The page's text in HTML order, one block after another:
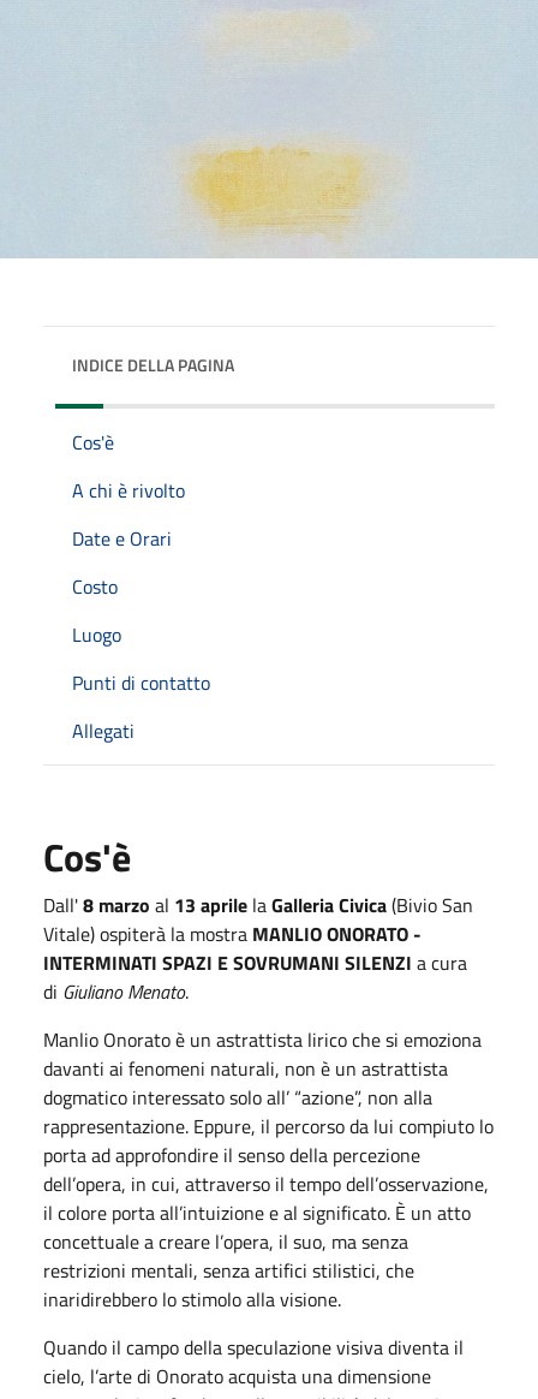
INDICE DELLA PAGINA
Cos'è
A chi è rivolto
Date e Orari
Costo
Luogo
Punti di contatto
Allegati
Cos'è
Dall'8 marzo al 13 aprile laGalleria Civica(Bivio San
Vitale) ospiterà la mostra MANLIO ONORATO -
INTERMINATI SPAZI E SOVRUMANI SILENZI a cura
di Giuliano Menato.
Manlio Onorato è un astrattista lirico che si emoziona
davanti ai fenomeni naturali, non è un astrattista
dogmatico interessato solo all’ “azione”, non alla
rappresentazione. Eppure, il percorso da lui compiuto lo
porta ad approfondire il senso della percezione
dell’opera, in cui, attraverso il tempo dell’osservazione,
il colore porta all’intuizione e al significato. È un atto
concettuale a creare l’opera, il suo, ma senza
restrizioni mentali, senza artifici stilistici, che
inaridirebbero lo stimolo alla visione.
Quando il campo della speculazione visiva diventa il
cielo, l’arte di Onorato acquista una dimensione